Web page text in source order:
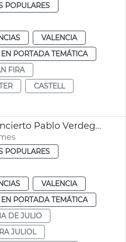
POPULARES
VALENCIA
EN PORTADA TEMÁTICA
FIRA
CASTELL
Cambio fecha concierto Pablo Verdeguer Fira València
POPULARES
VALENCIA
EN PORTADA TEMÁTICA
DE JULIO
JULIOL